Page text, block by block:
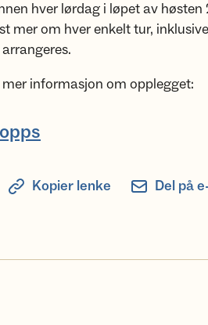
hver lørdag i løpet av
mer om hver enkelt tur,
informasjon om opplegget:
Kopier lenke Del på